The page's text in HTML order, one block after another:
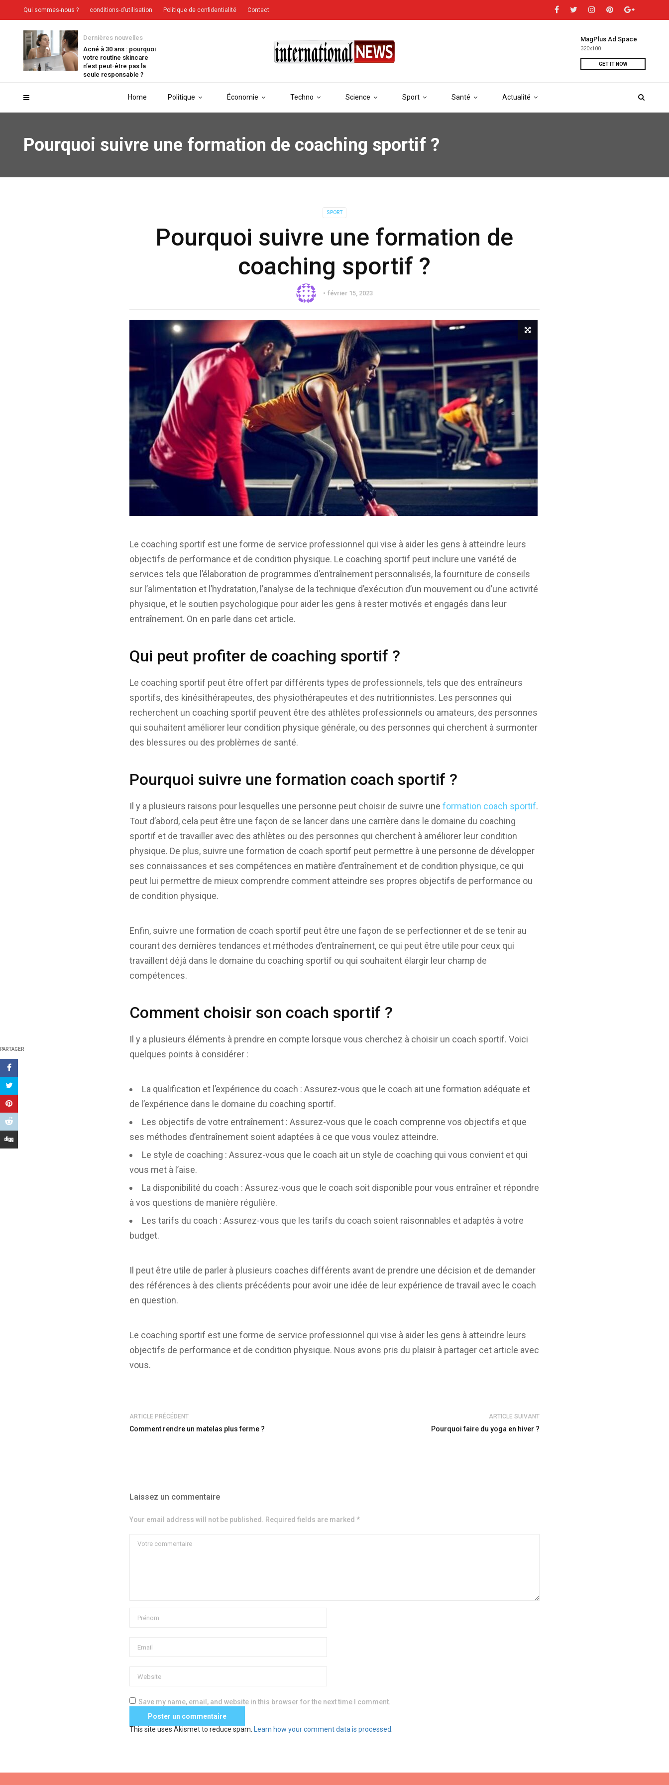
Home Politique Économie Techno Science Sport Santé Actualité
MagPlus Ad Space
320x100
GET IT NOW
Dernières nouvelles
Acné à 30 ans : pourquoi
votre routine skincare
n’est peut-être pas la
seule responsable ?
Qui sommes-nous ? conditions-d’utilisation Politique de confidentialité Contact
Pourquoi suivre une formation de coaching sportif ?
SPORT
Pourquoi suivre une formation de
coaching sportif ?
février 15, 2023
PARTAGER
Le coaching sportif est une forme de service professionnel qui vise à aider les gens à atteindre leurs
objectifs de performance et de condition physique. Le coaching sportif peut inclure une variété de
services tels que l’élaboration de programmes d’entraînement personnalisés, la fourniture de conseils
sur l’alimentation et l’hydratation, l’analyse de la technique d’exécution d’un mouvement ou d’une activité
physique, et le soutien psychologique pour aider les gens à rester motivés et engagés dans leur
entraînement. On en parle dans cet article.
Qui peut profiter de coaching sportif ?
Le coaching sportif peut être offert par différents types de professionnels, tels que des entraîneurs
sportifs, des kinésithérapeutes, des physiothérapeutes et des nutritionnistes. Les personnes qui
recherchent un coaching sportif peuvent être des athlètes professionnels ou amateurs, des personnes
qui souhaitent améliorer leur condition physique générale, ou des personnes qui cherchent à surmonter
des blessures ou des problèmes de santé.
Pourquoi suivre une formation coach sportif ?
Il y a plusieurs raisons pour lesquelles une personne peut choisir de suivre uneformation coach sportif.
Tout d’abord, cela peut être une façon de se lancer dans une carrière dans le domaine du coaching
sportif et de travailler avec des athlètes ou des personnes qui cherchent à améliorer leur condition
physique. De plus, suivre une formation de coach sportif peut permettre à une personne de développer
ses connaissances et ses compétences en matière d’entraînement et de condition physique, ce qui
peut lui permettre de mieux comprendre comment atteindre ses propres objectifs de performance ou
de condition physique.
Enfin, suivre une formation de coach sportif peut être une façon de se perfectionner et de se tenir au
courant des dernières tendances et méthodes d’entraînement, ce qui peut être utile pour ceux qui
travaillent déjà dans le domaine du coaching sportif ou qui souhaitent élargir leur champ de
compétences.
Comment choisir son coach sportif ?
Il y a plusieurs éléments à prendre en compte lorsque vous cherchez à choisir un coach sportif. Voici
quelques points à considérer :
La qualification et l’expérience du coach : Assurez-vous que le coach ait une formation adéquate et
de l’expérience dans le domaine du coaching sportif.
Les objectifs de votre entraînement : Assurez-vous que le coach comprenne vos objectifs et que
ses méthodes d’entraînement soient adaptées à ce que vous voulez atteindre.
Le style de coaching : Assurez-vous que le coach ait un style de coaching qui vous convient et qui
vous met à l’aise.
La disponibilité du coach : Assurez-vous que le coach soit disponible pour vous entraîner et répondre
à vos questions de manière régulière.
Les tarifs du coach : Assurez-vous que les tarifs du coach soient raisonnables et adaptés à votre
budget.
Il peut être utile de parler à plusieurs coaches différents avant de prendre une décision et de demander
des références à des clients précédents pour avoir une idée de leur expérience de travail avec le coach
en question.
Le coaching sportif est une forme de service professionnel qui vise à aider les gens à atteindre leurs
objectifs de performance et de condition physique. Nous avons pris du plaisir à partager cet article avec
vous.
ARTICLE PRÉCÉDENT
Comment rendre un matelas plus ferme ?
ARTICLE SUIVANT
Pourquoi faire du yoga en hiver ?
Laissez un commentaire
Your email address will not be published. Required fields are marked *
Save my name, email, and website in this browser for the next time I comment.
This site uses Akismet to reduce spam. Learn how your comment data is processed